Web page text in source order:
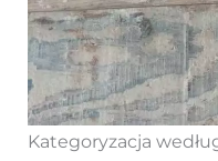
Kategoryzacja